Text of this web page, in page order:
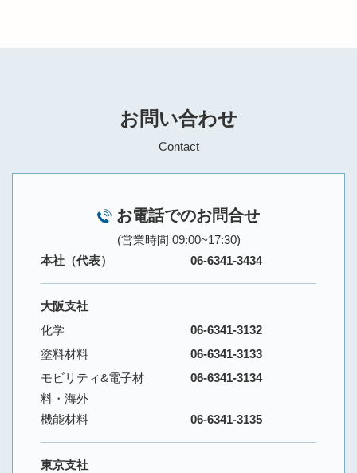
お問い合わせ
Contact
お電話でのお問合せ
(営業時間 09:00~17:30)
本社（代表）
06-6341-3434
大阪支社
化学
06-6341-3132
塗料材料
06-6341-3133
モビリティ&電子材
料・海外
06-6341-3134
機能材料 06-6341-3135
東京支社